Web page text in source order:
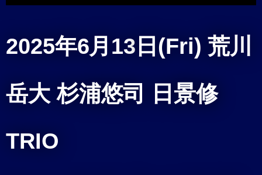
2025年6月13 日(Fri) 荒川
岳大 杉浦悠司 日景修
TRIO